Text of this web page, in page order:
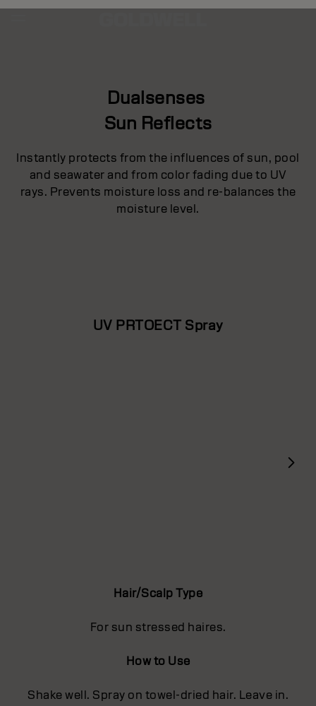
Dualsenses
Sun Reflects
Instantly protects from the influences of sun, pool
and seawater and from color fading due to UV
rays. Prevents moisture loss and re-balances the
moisture level.
UV PRTOECT Spray
Hair/Scalp Type
For sun stressed haires.
How to Use
Shake well. Spray on towel-dried hair. Leave in.